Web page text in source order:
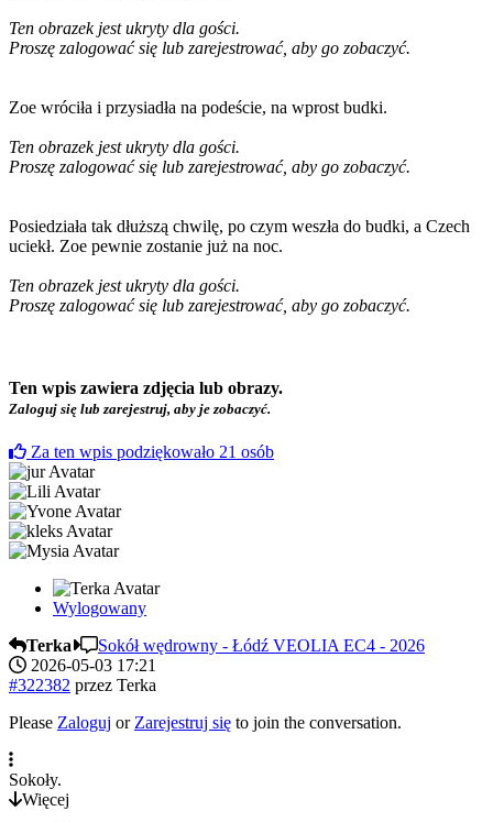
Ten obrazek jest ukryty dla gości.
Proszę zalogować się lub zarejestrować, aby go zobaczyć.
Zoe wróciła i przysiadła na podeście, na wprost budki.
Ten obrazek jest ukryty dla gości.
Proszę zalogować się lub zarejestrować, aby go zobaczyć.
Posiedziała tak dłuższą chwilę, po czym weszła do budki, a Czech
uciekł. Zoe pewnie zostanie już na noc.
Ten obrazek jest ukryty dla gości.
Proszę zalogować się lub zarejestrować, aby go zobaczyć.
Ten wpis zawiera zdjęcia lub obrazy.
Zaloguj się lub zarejestruj, aby je zobaczyć.
Za ten wpis podziękowało 21 osób
Wylogowany
Terka
Sokół wędrowny - Łódź VEOLIA EC4 - 2026
2026-05-03 17:21
#322382 przez Terka
Please Zaloguj or Zarejestruj się to join the conversation.
Sokoły.
Więcej